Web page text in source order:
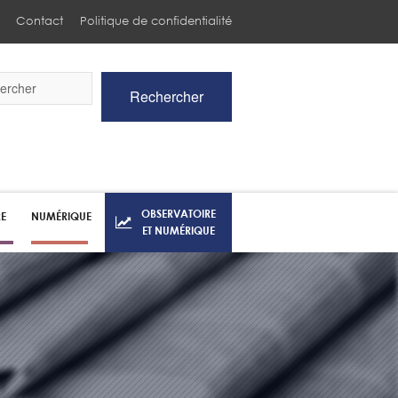
Contact Politique de confidentialité
Rechercher
NUMÉRIQUE
OBSERVATOIRE
ET NUMÉRIQUE